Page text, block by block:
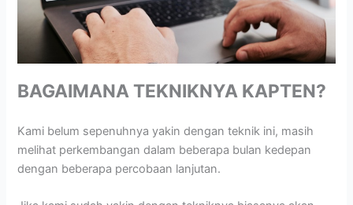
BAGAIMANA TEKNIKNYA KAPTEN?
Kami belum sepenuhnya yakin dengan teknik ini, masih
melihat perkembangan dalam beberapa bulan kedepan
dengan beberapa percobaan lanjutan.